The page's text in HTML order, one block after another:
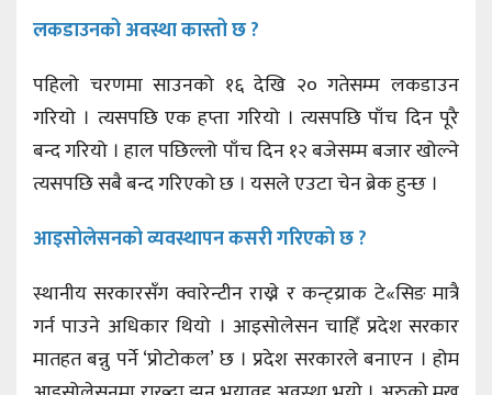
लकडाउनको अवस्था कास्तो छ ?
पहिलो चरणमा साउनको १६ देखि २० गतेसम्म लकडाउन
गरियो । त्यसपछि एक हप्ता गरियो । त्यसपछि पाँच दिन पूरै
बन्द गरियो । हाल पछिल्लो पाँच दिन १२ बजेसम्म बजार खोल्ने
त्यसपछि सबै बन्द गरिएको छ । यसले एउटा चेन ब्रेक हुन्छ ।
आइसोलेसनको व्यवस्थापन कसरी गरिएको छ ?
स्थानीय सरकारसँग क्वारेन्टीन राख्ने र कन्ट्य्राक टे«सिङ मात्रै
गर्न पाउने अधिकार थियो । आइसोलेसन चाहिँ प्रदेश सरकार
मातहत बन्नु पर्ने ‘प्रोटोकल’ छ । प्रदेश सरकारले बनाएन । होम